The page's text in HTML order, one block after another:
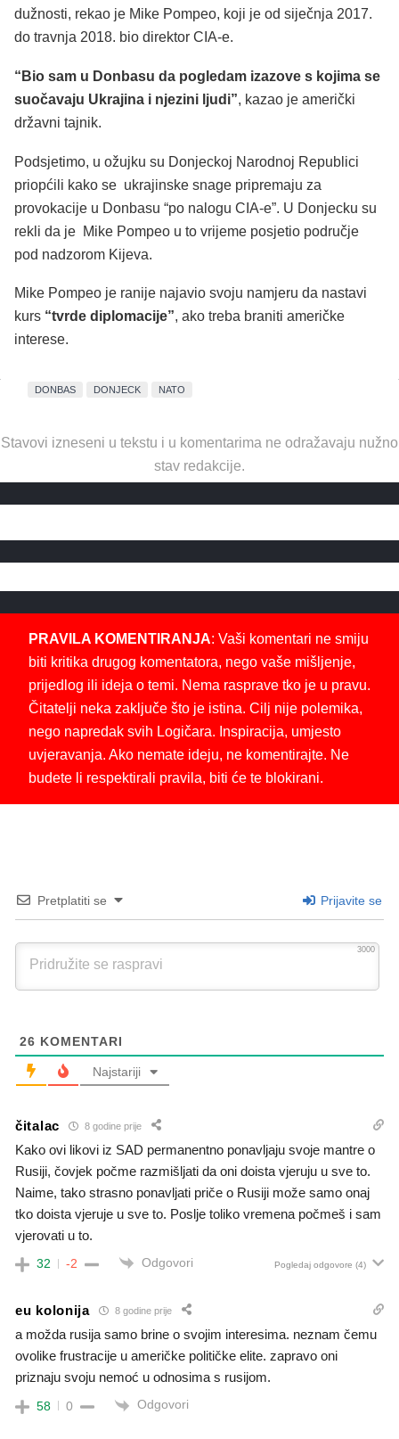
dužnosti, rekao je Mike Pompeo, koji je od siječnja 2017.
do travnja 2018. bio direktor CIA-e.
“Bio sam u Donbasu da pogledam izazove s kojima se
suočavaju Ukrajina i njezini ljudi”, kazao je američki
državni tajnik.
Podsjetimo, u ožujku su Donjeckoj Narodnoj Republici
priopćili kako se ukrajinske snage pripremaju za
provokacije u Donbasu “po nalogu CIA-e”. U Donjecku su
rekli da je Mike Pompeo u to vrijeme posjetio područje
pod nadzorom Kijeva.
Mike Pompeo je ranije najavio svoju namjeru da nastavi
kurs “tvrde diplomacije”, ako treba braniti američke
interese.
DONBAS DONJECK NATO
Stavovi izneseni u tekstu i u komentarima ne odražavaju nužno
stav redakcije.
PRAVILA KOMENTIRANJA: Vaši komentari ne smiju
biti kritika drugog komentatora, nego vaše mišljenje,
prijedlog ili ideja o temi. Nema rasprave tko je u pravu.
Čitatelji neka zaključe što je istina. Cilj nije polemika,
nego napredak svih Logičara. Inspiracija, umjesto
uvjeravanja. Ako nemate ideju, ne komentirajte. Ne
budete li respektirali pravila, biti će te blokirani.
Pretplatiti se Prijavite se
3000
26 KOMENTARI
Najstariji
čitalac 8 godine prije
Kako ovi likovi iz SAD permanentno ponavljaju svoje mantre o
Rusiji, čovjek počme razmišljati da oni doista vjeruju u sve to.
Naime, tako strasno ponavljati priče o Rusiji može samo onaj
tko doista vjeruje u sve to. Poslje toliko vremena počmeš i sam
vjerovati u to.
32 -2 Odgovori Pogledaj odgovore (4)
eu kolonija 8 godine prije
a možda rusija samo brine o svojim interesima. neznam čemu
ovolike frustracije u američke političke elite. zapravo oni
priznaju svoju nemoć u odnosima s rusijom.
58 0 Odgovori